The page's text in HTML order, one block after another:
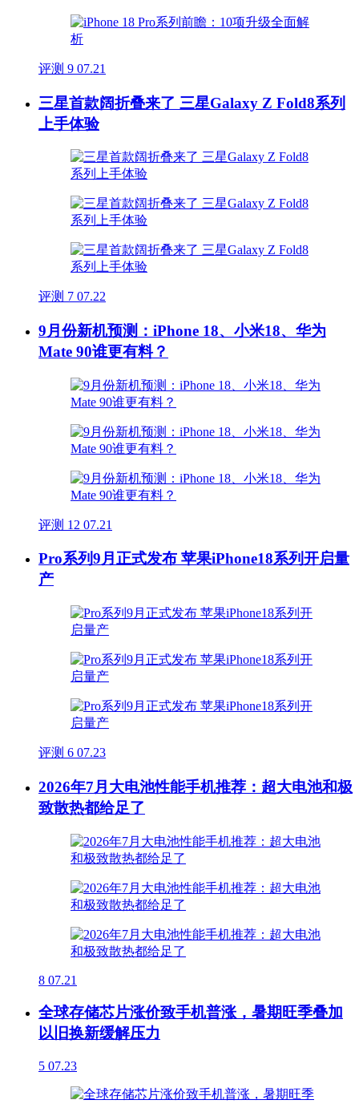
评测 9 07.21
三星首款阔折叠来了 三星Galaxy Z Fold8系列
上手体验
评测 7 07.22
9月份新机预测：iPhone 18、小米18、华为
Mate 90谁更有料？
评测 12 07.21
Pro系列9月正式发布 苹果iPhone18系列开启量
产
评测 6 07.23
2026年7月大电池性能手机推荐：超大电池和极
致散热都给足了
8 07.21
全球存储芯片涨价致手机普涨，暑期旺季叠加
以旧换新缓解压力
5 07.23